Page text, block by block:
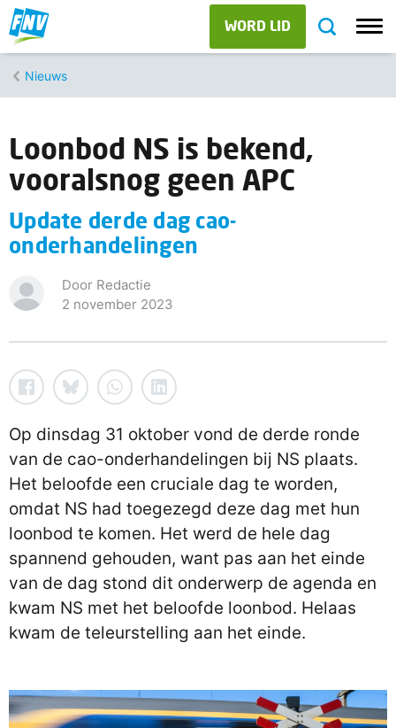
WORD LID
Nieuws
Loonbod NS is bekend,
vooralsnog geen APC
Update derde dag cao-
onderhandelingen
Door Redactie
2 november 2023
Op dinsdag 31 oktober vond de derde ronde
van de cao-onderhandelingen bij NS plaats.
Het beloofde een cruciale dag te worden,
omdat NS had toegezegd deze dag met hun
loonbod te komen. Het werd de hele dag
spannend gehouden, want pas aan het einde
van de dag stond dit onderwerp de agenda en
kwam NS met het beloofde loonbod. Helaas
kwam de teleurstelling aan het einde.